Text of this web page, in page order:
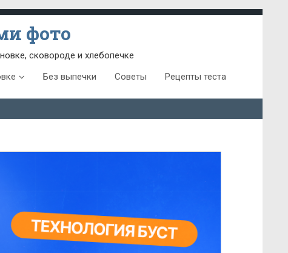
фото
сковороде и хлебопечке
Без выпечки Советы Рецепты теста